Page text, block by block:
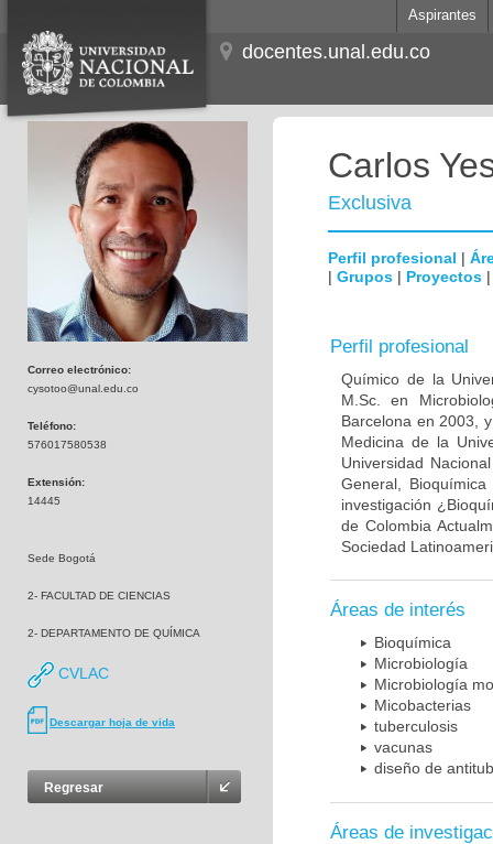
Aspirantes
docentes.unal.edu.co
Correo electrónico:
cysotoo@unal.edu.co
Teléfono:
576017580538
Extensión:
14445
Sede Bogotá
2- FACULTAD DE CIENCIAS
2- DEPARTAMENTO DE QUÍMICA
CVLAC
Descargar hoja de vida
Regresar
Carlos
Exclusiva
Perfil profesional |
| Grupos | Proyectos
Perfil profesional
Químico de la
M.Sc. en
Barcelona en 2003,
Medicina de la
Universidad
General,
investigación
de Colombia
Sociedad
Áreas de interés
Bioquímica
Microbiología
Microbiología
Micobacterias
tuberculosis
vacunas
diseño de
Áreas de